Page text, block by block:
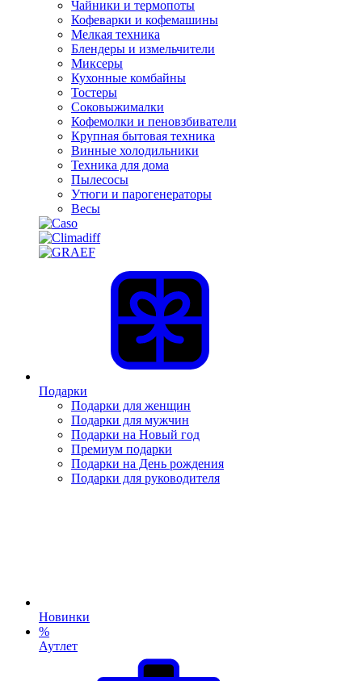
Чайники и термопоты
Кофеварки и кофемашины
Мелкая техника
Блендеры и измельчители
Миксеры
Кухонные комбайны
Тостеры
Соковыжималки
Кофемолки и пеновзбиватели
Крупная бытовая техника
Винные холодильники
Техника для дома
Пылесосы
Утюги и парогенераторы
Весы
Подарки
Подарки для женщин
Подарки для мужчин
Подарки на Новый год
Премиум подарки
Подарки на День рождения
Подарки для руководителя
Новинки
%
Аутлет